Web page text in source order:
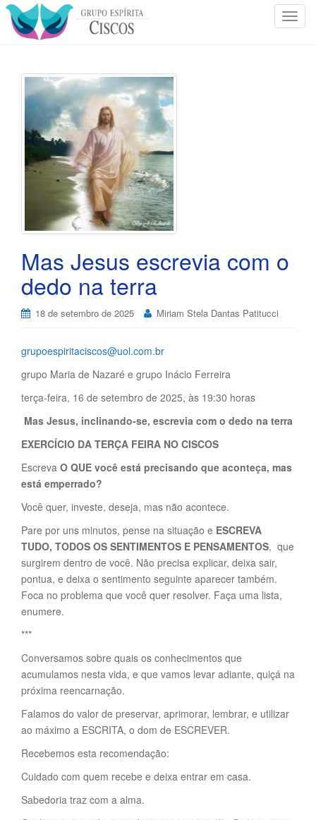
T
Mas Jesus escrevia com o
dedo na terra
18 de setembro de 2025 Miriam Stela Dantas Patitucci
grupoespiritaciscos@uol.com.br
grupo Maria de Nazaré e grupo Inácio Ferreira
terça-feira, 16 de setembro de 2025, às 19:30 horas
Mas Jesus, inclinando-se, escrevia com o dedo na terra
EXERCÍCIO DA TERÇA FEIRA NO CISCOS
Escreva O QUE você está precisando que aconteça, mas
está emperrado?
Você quer, investe, deseja, mas não acontece.
Pare por uns minutos, pense na situação e ESCREVA
TUDO, TODOS OS SENTIMENTOS E PENSAMENTOS, que
surgirem dentro de você. Não precisa explicar, deixa sair,
pontua, e deixa o sentimento seguinte aparecer também.
Foca no problema que você quer resolver. Faça uma lista,
enumere.
***
Conversamos sobre quais os conhecimentos que
acumulamos nesta vida, e que vamos levar adiante, quiçá na
próxima reencarnação.
Falamos do valor de preservar, aprimorar, lembrar, e utilizar
ao máximo a ESCRITA, o dom de ESCREVER.
Recebemos esta recomendação:
Cuidado com quem recebe e deixa entrar em casa.
Sabedoria traz com a alma.